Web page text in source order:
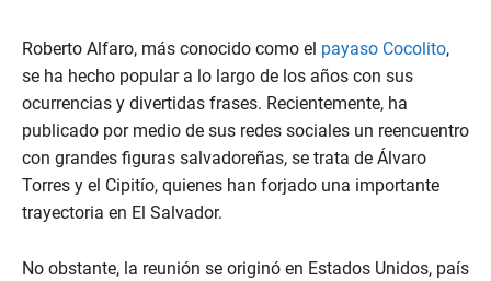
Roberto Alfaro, más conocido como el payaso Cocolito,
se ha hecho popular a lo largo de los años con sus
ocurrencias y divertidas frases. Recientemente, ha
publicado por medio de sus redes sociales un reencuentro
con grandes figuras salvadoreñas, se trata de Álvaro
Torres y el Cipitío, quienes han forjado una importante
trayectoria en El Salvador.
No obstante, la reunión se originó en Estados Unidos, país